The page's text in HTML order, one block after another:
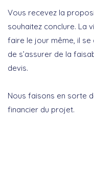
Vous recevez la
souhaitez conclure. La
faire le jour même, il se
de s’assurer de la
devis.
Nous faisons en sorte
financier du projet.